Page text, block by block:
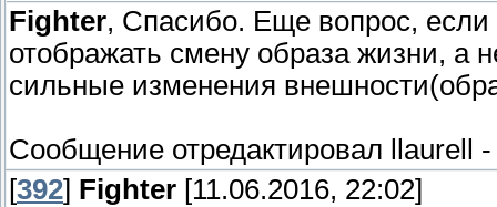
Fighter, Спасибо. Еще вопрос,
отображать смену образа жизни, а
сильные изменения
Сообщение отредактировал llaurell
[392] Fighter [11.06.2016, 22:02]